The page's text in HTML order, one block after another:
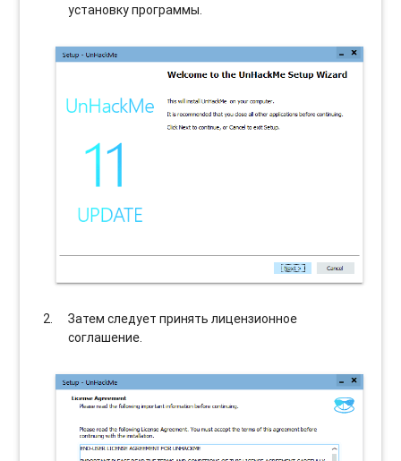
установку программы.
Затем следует принять лицензионное
соглашение.